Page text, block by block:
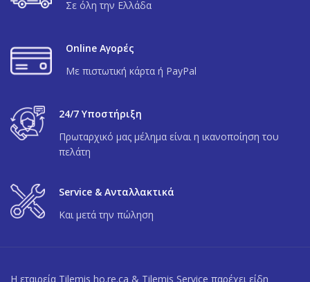
Σε όλη την Ελλάδα
Online Αγορές
Με πιστωτική κάρτα ή PayPal
24/7 Υποστήριξη
Πρωταρχικό μας μέλημα είναι η ικανοποίηση του
πελάτη
Service & Ανταλλακτικά
Και μετά την πώληση
Η εταιρεία Tilemis ho.re.ca & Tilemis Service παρέχει είδη